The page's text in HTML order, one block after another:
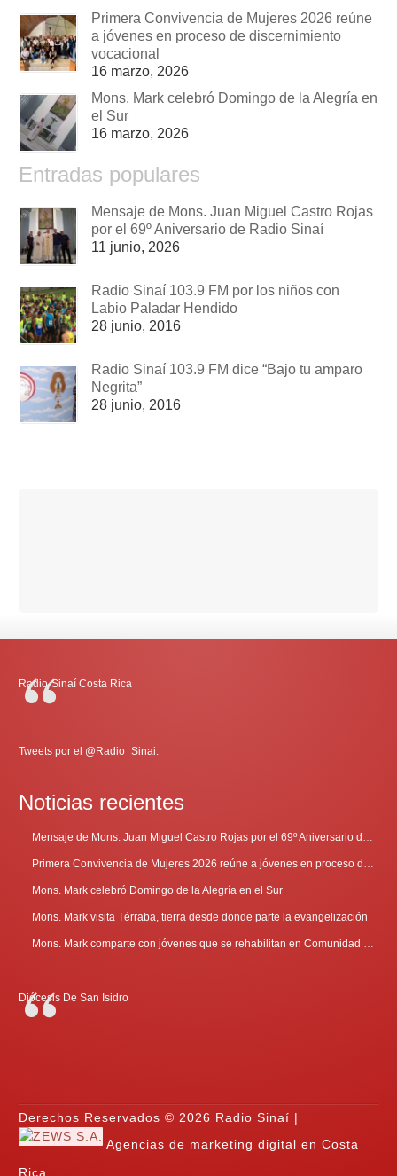
Primera Convivencia de Mujeres 2026 reúne
a jóvenes en proceso de discernimiento
vocacional
16 marzo, 2026
Mons. Mark celebró Domingo de la Alegría en
el Sur
16 marzo, 2026
Entradas populares
Mensaje de Mons. Juan Miguel Castro Rojas
por el 69º Aniversario de Radio Sinaí
11 junio, 2026
Radio Sinaí 103.9 FM por los niños con
Labio Paladar Hendido
28 junio, 2016
Radio Sinaí 103.9 FM dice “Bajo tu amparo
Negrita”
28 junio, 2016
Radio-Sinaí Costa Rica
Tweets por el @Radio_Sinai.
Noticias recientes
Mons. Mark celebró Domingo de la Alegría en el Sur
Mons. Mark visita Térraba, tierra desde donde parte la evangelización
Diócesis De San Isidro
Derechos Reservados © 2026 Radio Sinaí |
Agencias de marketing digital en Costa
Rica